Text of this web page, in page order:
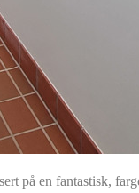
på en fantastisk,